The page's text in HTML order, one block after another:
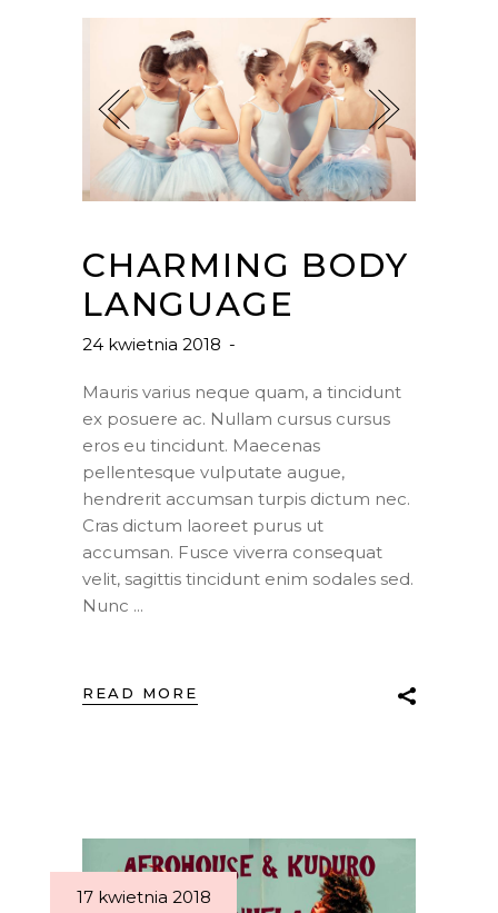
CHARMING BODY
LANGUAGE
24 kwietnia 2018
Mauris varius neque quam, a tincidunt
ex posuere ac. Nullam cursus cursus
eros eu tincidunt. Maecenas
pellentesque vulputate augue,
hendrerit accumsan turpis dictum nec.
Cras dictum laoreet purus ut
accumsan. Fusce viverra consequat
velit, sagittis tincidunt enim sodales sed.
Nunc
READ MORE
17 kwietnia 2018